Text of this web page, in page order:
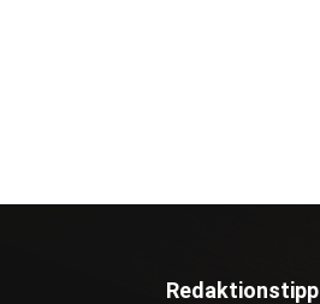
Redaktionstipp